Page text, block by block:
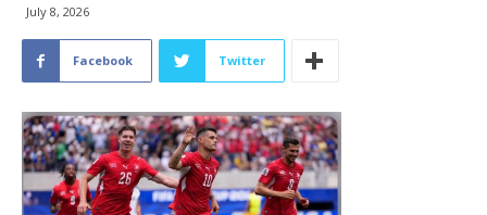
July 8, 2026
Facebook Twitter